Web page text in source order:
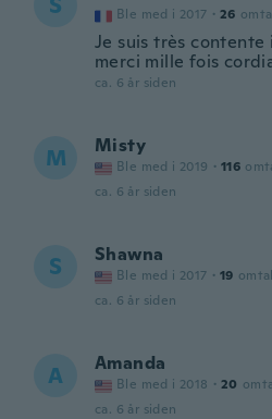
Ble med i 2017 · 26
Je suis très
merci mille fois
ca. 6 år siden
M Misty
Ble med i 2019 · 116
ca. 6 år siden
S Shawna
Ble med i 2017 · 19
ca. 6 år siden
A Amanda
Ble med i 2018 · 20
ca. 6 år siden